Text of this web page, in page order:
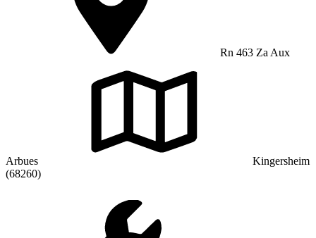
Rn 463 Za Aux
Arbues
Kingersheim
(68260)